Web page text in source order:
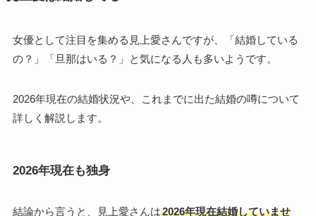
女優として注目を集める見上愛さんですが、「結婚している
の？」「旦那はいる？」と気になる人も多いようです。
2026年現在の結婚状況や、これまでに出た結婚の噂について
詳しく解説します。
2026年現在も独身
結論から言うと、見上愛さんは2026年現在結婚していませ